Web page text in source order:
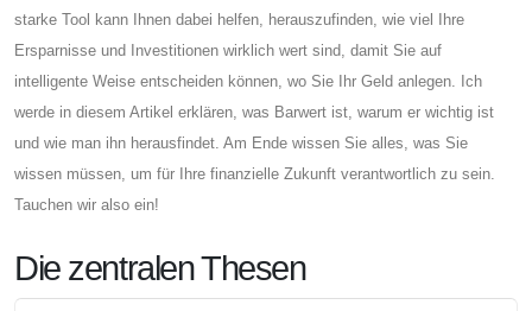
starke Tool kann Ihnen dabei helfen, herauszufinden, wie viel Ihre
Ersparnisse und Investitionen wirklich wert sind, damit Sie auf
intelligente Weise entscheiden können, wo Sie Ihr Geld anlegen. Ich
werde in diesem Artikel erklären, was Barwert ist, warum er wichtig ist
und wie man ihn herausfindet. Am Ende wissen Sie alles, was Sie
wissen müssen, um für Ihre finanzielle Zukunft verantwortlich zu sein.
Tauchen wir also ein!
Die zentralen Thesen